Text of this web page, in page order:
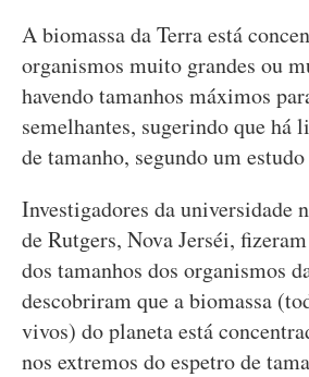
A biomassa da Terra está
organismos muito grandes ou
havendo tamanhos máximos
semelhantes, sugerindo que há
de tamanho, segundo um
Investigadores da universidade
de Rutgers, Nova Jerséi,
dos tamanhos dos organismos
descobriram que a biomassa
vivos) do planeta está
nos extremos do espetro de